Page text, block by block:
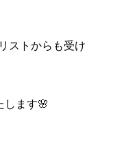
ストからも受け
ます🌸